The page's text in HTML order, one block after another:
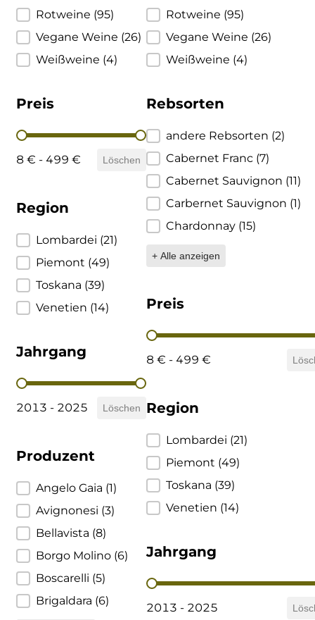
Rotweine (95)
Vegane Weine (26)
Weißweine (4)
Preis
Preis
8 € - 499 € Löschen
Region
Region
Lombardei (21)
Piemont (49)
Toskana (39)
Venetien (14)
Jahrgang
Jahrgang
2013 - 2025 Löschen
Produzent
Produzent
Angelo Gaia (1)
Avignonesi (3)
Bellavista (8)
Borgo Molino (6)
Boscarelli (5)
Brigaldara (6)
Rotweine (95)
Vegane Weine (26)
Weißweine (4)
Rebsorten
Rebsorten
andere Rebsorten (2)
Cabernet Franc (7)
Cabernet Sauvignon (11)
Carbernet Sauvignon (1)
Chardonnay (15)
+ Alle anzeigen
Preis
Preis
8 € - 499 €
Region
Region
Lombardei (21)
Piemont (49)
Toskana (39)
Venetien (14)
Jahrgang
Jahrgang
2013 - 2025
Ulta
Venetien
Brigaldara
Brugnano
Cantina di Custoza
Carlotto
Castiglion del Bosco
Ceci 1938
Col di Corte
Contadi Castaldi
Contini
Cordero Mario
Cordero San Giorgio